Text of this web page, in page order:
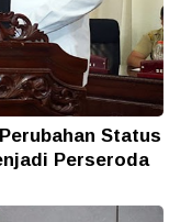
Status
Perseroda